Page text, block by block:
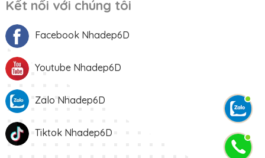
Kết nối với chúng tôi
Facebook Nhadep6D
Youtube Nhadep6D
Zalo Nhadep6D
Tiktok Nhadep6D